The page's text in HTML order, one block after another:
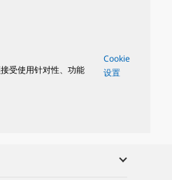
受使用针对性、功能
Cookie
设置